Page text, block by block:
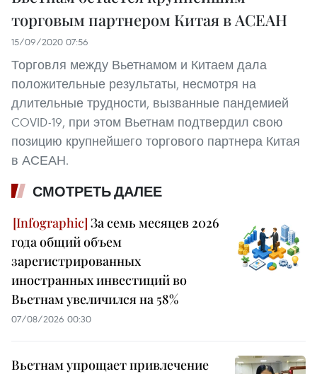
торговым партнером Китая в АСЕАН
15/09/2020 07:56
Торговля между Вьетнамом и Китаем дала
положительные результаты, несмотря на
длительные трудности, вызванные пандемией
COVID-19, при этом Вьетнам подтвердил свою
позицию крупнейшего торгового партнера Китая
в АСЕАН.
СМОТРЕТЬ ДАЛЕЕ
За семь месяцев 2026
года общий объем
зарегистрированных
иностранных инвестиций во
Вьетнам увеличился на 58%
07/08/2026 00:30
Вьетнам упрощает привлечение